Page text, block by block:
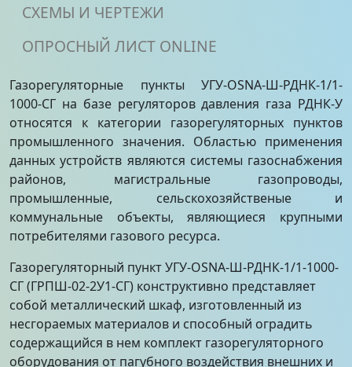
СХЕМЫ И ЧЕРТЕЖИ
ОПРОСНЫЙ ЛИСТ ONLINE
Газорегуляторные пункты УГУ-OSNA-Ш-РДНК-1/1-
1000-СГ на базе регуляторов давления газа РДНК-У
относятся к категории газорегуляторных пунктов
промышленного значения. Областью применения
данных устройств являются системы газоснабжения
районов, магистральные газопроводы,
промышленные, сельскохозяйственые и
коммунальные объекты, являющиеся крупными
потребителями газового ресурса.
Газорегуляторный пункт УГУ-OSNA-Ш-РДНК-1/1-1000-
СГ (ГРПШ-02-2У1-СГ) конструктивно представляет
собой металлический шкаф, изготовленный из
несгораемых материалов и способный оградить
содержащийся в нем комплект газорегуляторного
оборудования от пагубного воздействия внешних и